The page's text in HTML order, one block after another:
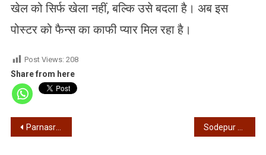
खेल को सिर्फ खेला नहीं, बल्कि उसे बदला है। अब इस
पोस्टर को फैन्स का काफी प्यार मिल रहा है।
Post Views: 208
Share from here
Post
Parnasree – पर्णश्री में तालाब से मिला व्यक्ति का शव